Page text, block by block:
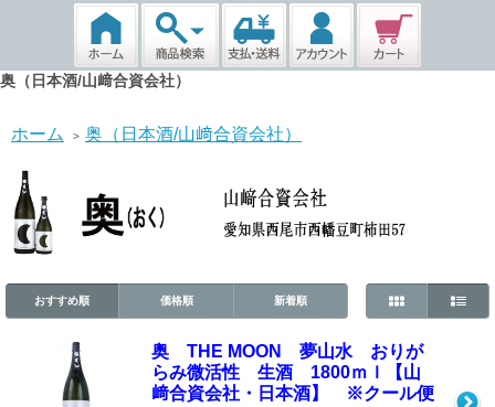
奥（日本酒/山﨑合資会社）
ホーム > 奥（日本酒/山﨑合資会社）
おすすめ順 価格順 新着順
奥 THE MOON 夢山水 おりが
らみ微活性 生酒 1800ｍｌ【山
﨑合資会社・日本酒】 ※クール便